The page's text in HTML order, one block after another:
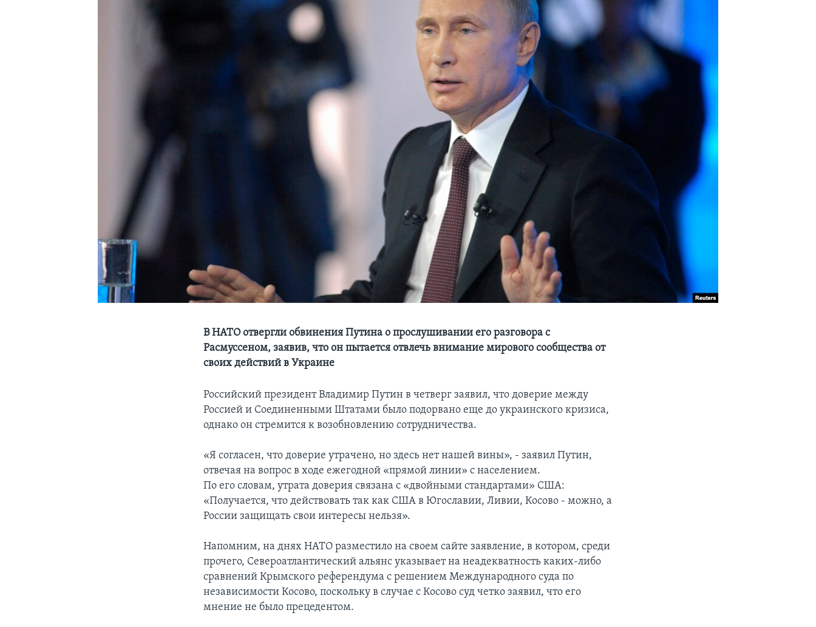
В НАТО отвергли обвинения Путина о прослушивании его разговора с
Расмуссеном, заявив, что он пытается отвлечь внимание мирового сообщества от
своих действий в Украине
Российский президент Владимир Путин в четверг заявил, что доверие между
Россией и Соединенными Штатами было подорвано еще до украинского кризиса,
однако он стремится к возобновлению сотрудничества.
«Я согласен, что доверие утрачено, но здесь нет нашей вины», - заявил Путин,
отвечая на вопрос в ходе ежегодной «прямой линии» с населением.
По его словам, утрата доверия связана с «двойными стандартами» США:
«Получается, что действовать так как США в Югославии, Ливии, Косово - можно, а
России защищать свои интересы нельзя».
Напомним, на днях НАТО разместило на своем сайте заявление, в котором, среди
прочего, Североатлантический альянс указывает на неадекватность каких-либо
сравнений Крымского референдума с решением Международного суда по
независимости Косово, поскольку в случае с Косово суд четко заявил, что его
мнение не было прецедентом.